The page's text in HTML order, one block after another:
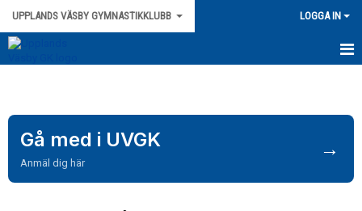
UPPLANDS VÄSBY GYMNASTIKKLUBB LOGGA IN
NYHETER
TRAMPOLIN
Gå med i UVGK
Anmäl dig här
→